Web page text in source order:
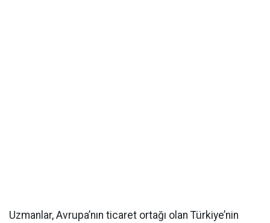
Uzmanlar, Avrupa’nın ticaret ortağı olan Türkiye’nin